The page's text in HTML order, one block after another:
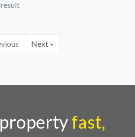
Next »
fast,